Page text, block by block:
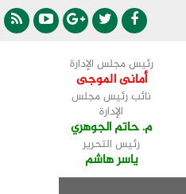
رئيس مجلس الإدارة
أمانى الموجى
نائب رئيس مجلس
الإدارة
م. حاتم الجوهري
رئيس التحرير
ياسر هاشم